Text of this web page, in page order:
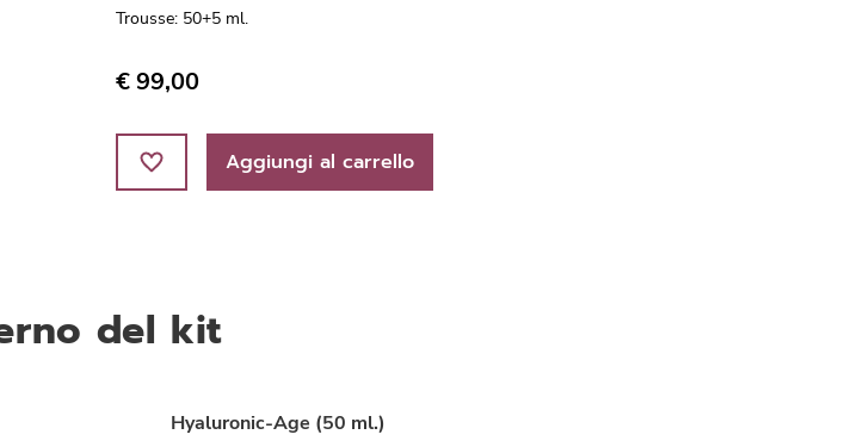
Trousse: 50+5 ml.
€ 99,00
Aggiungi al carrello
del kit
Hyaluronic-Age (50 ml.)